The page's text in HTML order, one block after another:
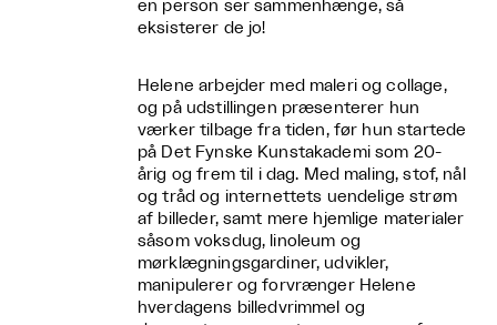
en person ser sammenhænge, så
eksisterer de jo!
Helene arbejder med maleri og collage,
og på udstillingen præsenterer hun
værker tilbage fra tiden, før hun startede
på Det Fynske Kunstakademi som 20-
årig og frem til i dag. Med maling, stof, nål
og tråd og internettets uendelige strøm
af billeder, samt mere hjemlige materialer
såsom voksdug, linoleum og
mørklægningsgardiner, udvikler,
manipulerer og forvrænger Helene
hverdagens billedvrimmel og